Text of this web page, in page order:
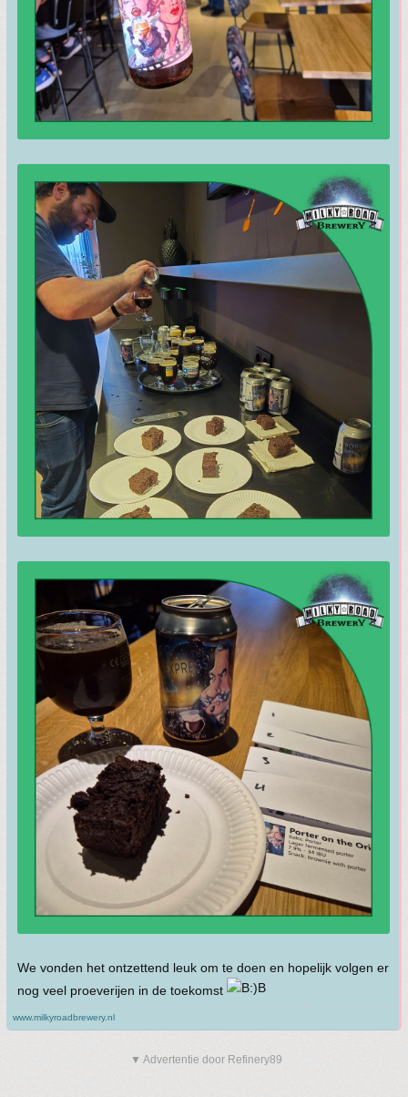
We vonden het ontzettend leuk om te doen en hopelijk volgen er
nog veel proeverijen in de toekomst
www.milkyroadbrewery.nl
▼ Advertentie door Refinery89